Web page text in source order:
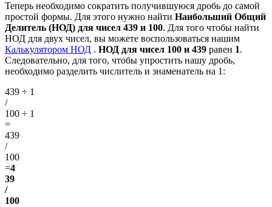
Теперь необходимо сократить получившуюся дробь до самой
простой формы. Для этого нужно найти Наибольший Общий
Делитель (НОД) для чисел 439 и 100. Для того чтобы найти
НОД для двух чисел, вы можете воспользоваться нашим
Калькулятором НОД . НОД для чисел 100 и 439 равен 1.
Следовательно, для того, чтобы упростить нашу дробь,
необходимо разделить числитель и знаменатель на 1:
439 ÷ 1
/
100 ÷ 1
=
439
/
100
=4
39
/
100